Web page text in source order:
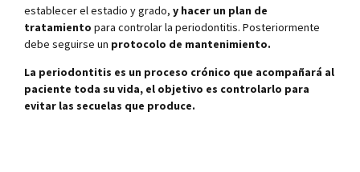
establecer el estadio y grado, y hacer un plan de
tratamiento para controlar la periodontitis. Posteriormente
debe seguirse un protocolo de mantenimiento.
La periodontitis es un proceso crónico que acompañará al
paciente toda su vida, el objetivo es controlarlo para
evitar las secuelas que produce.